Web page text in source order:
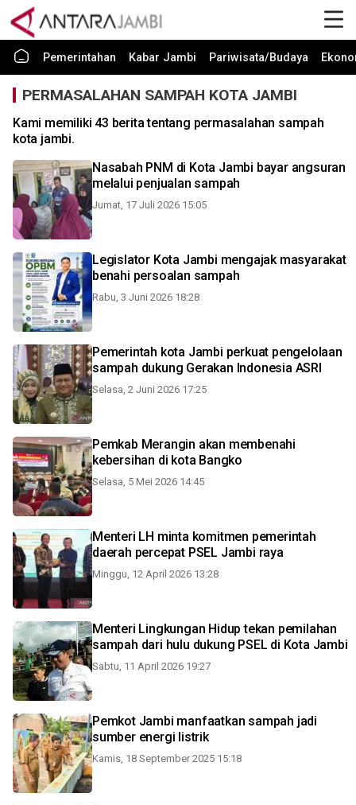
Pemerintahan Kabar Jambi Pariwisata/Budaya
PERMASALAHAN SAMPAH KOTA JAMBI
Kami memiliki 43 berita tentang permasalahan sampah
kota jambi.
Nasabah PNM di Kota Jambi bayar angsuran
melalui penjualan sampah
Jumat, 17 Juli 2026 15:05
Legislator Kota Jambi mengajak masyarakat
benahi persoalan sampah
Rabu, 3 Juni 2026 18:28
Pemerintah kota Jambi perkuat pengelolaan
sampah dukung Gerakan Indonesia ASRI
Selasa, 2 Juni 2026 17:25
Pemkab Merangin akan membenahi
kebersihan di kota Bangko
Selasa, 5 Mei 2026 14:45
Menteri LH minta komitmen pemerintah
daerah percepat PSEL Jambi raya
Minggu, 12 April 2026 13:28
Menteri Lingkungan Hidup tekan pemilahan
sampah dari hulu dukung PSEL di Kota Jambi
Sabtu, 11 April 2026 19:27
Pemkot Jambi manfaatkan sampah jadi
sumber energi listrik
Kamis, 18 September 2025 15:18